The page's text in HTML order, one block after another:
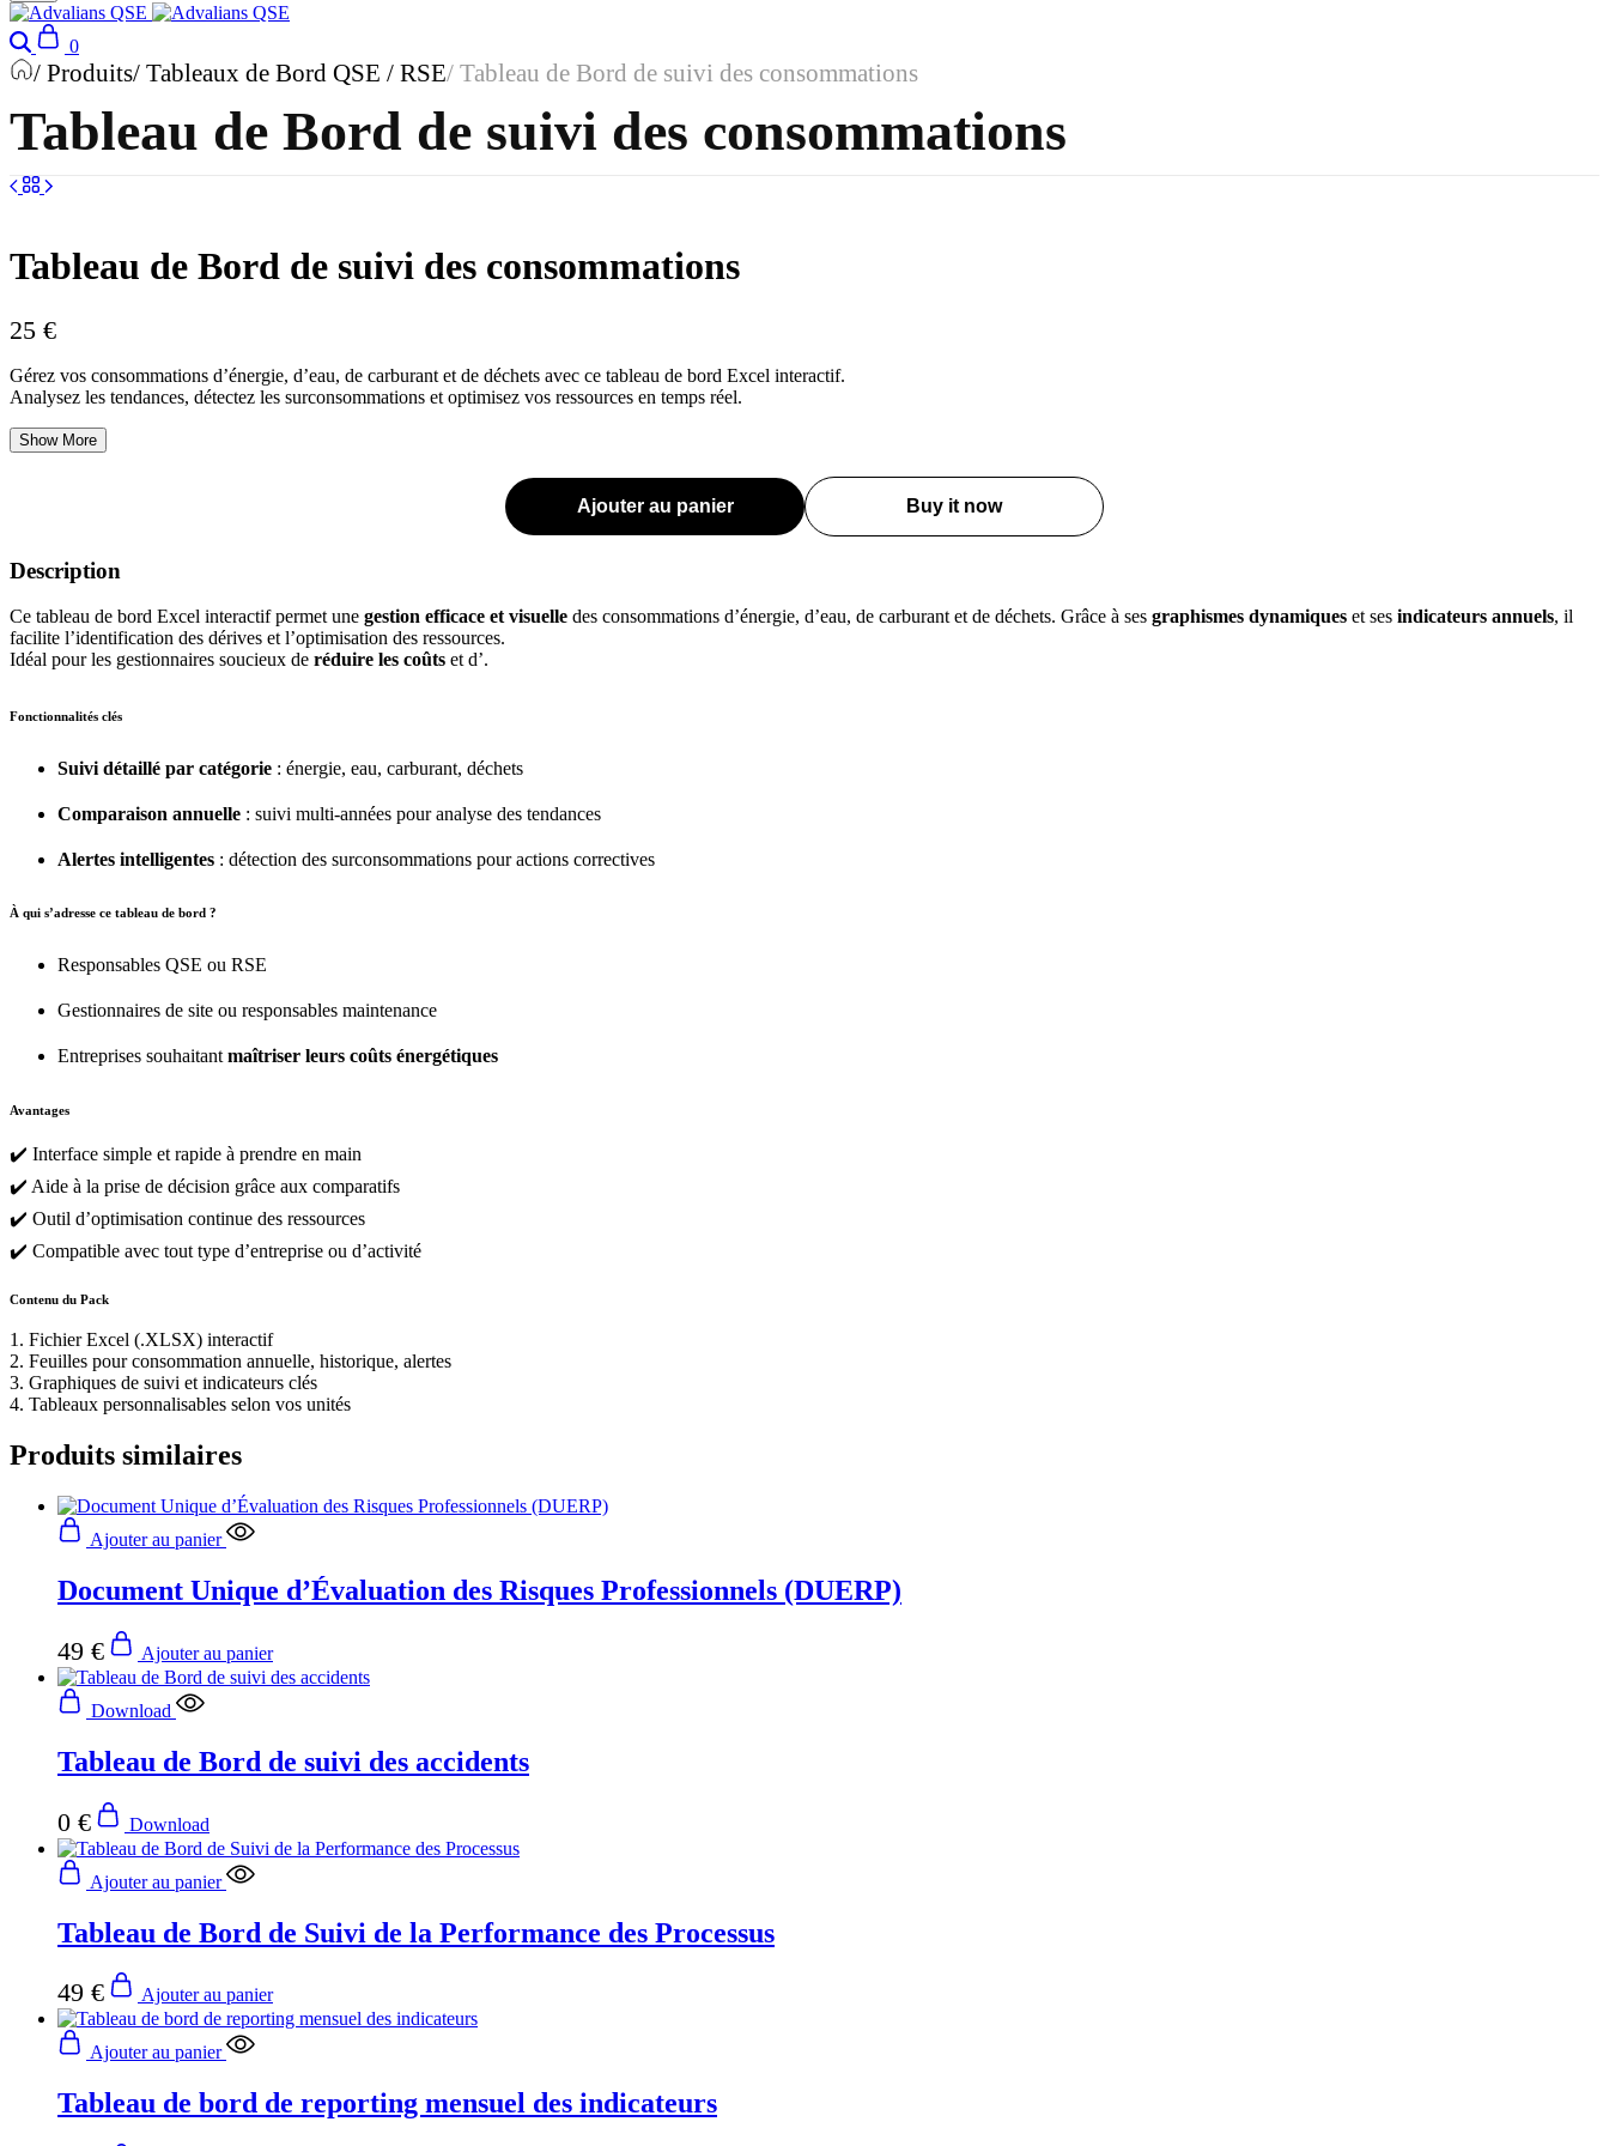
Search
0
/ Produits/ Tableaux de Bord QSE / RSE/ Tableau de Bord de suivi des consommations
Tableau de Bord de suivi des consommations
Tableau de Bord de suivi des consommations
25 €
Gérez vos consommations d’énergie, d’eau, de carburant et de déchets avec ce tableau de bord Excel interactif.
Analysez les tendances, détectez les surconsommations et optimisez vos ressources en temps réel.
Show More
Ajouter au panier Buy it now
Description
Ce tableau de bord Excel interactif permet une gestion efficace et visuelle des consommations d’énergie, d’eau, de carburant et de déchets. Grâce à ses graphismes dynamiques et ses indicateurs annuels, il
facilite l’identification des dérives et l’optimisation des ressources.
Idéal pour les gestionnaires soucieux de réduire les coûts et d’.
Fonctionnalités clés
Suivi détaillé par catégorie : énergie, eau, carburant, déchets
Comparaison annuelle : suivi multi-années pour analyse des tendances
Alertes intelligentes : détection des surconsommations pour actions correctives
À qui s’adresse ce tableau de bord ?
Responsables QSE ou RSE
Gestionnaires de site ou responsables maintenance
Entreprises souhaitantmaîtriser leurs coûts énergétiques
Avantages
✔️ Interface simple et rapide à prendre en main
✔️ Aide à la prise de décision grâce aux comparatifs
✔️ Outil d’optimisation continue des ressources
✔️ Compatible avec tout type d’entreprise ou d’activité
Contenu du Pack
1. Fichier Excel (.XLSX) interactif
2. Feuilles pour consommation annuelle, historique, alertes
3. Graphiques de suivi et indicateurs clés
4. Tableaux personnalisables selon vos unités
Produits similaires
Ajouter au panier
Document Unique d’Évaluation des Risques Professionnels (DUERP)
49 € Ajouter au panier
Download
Tableau de Bord de suivi des accidents
0 € Download
Ajouter au panier
Tableau de Bord de Suivi de la Performance des Processus
49 € Ajouter au panier
Ajouter au panier
Tableau de bord de reporting mensuel des indicateurs